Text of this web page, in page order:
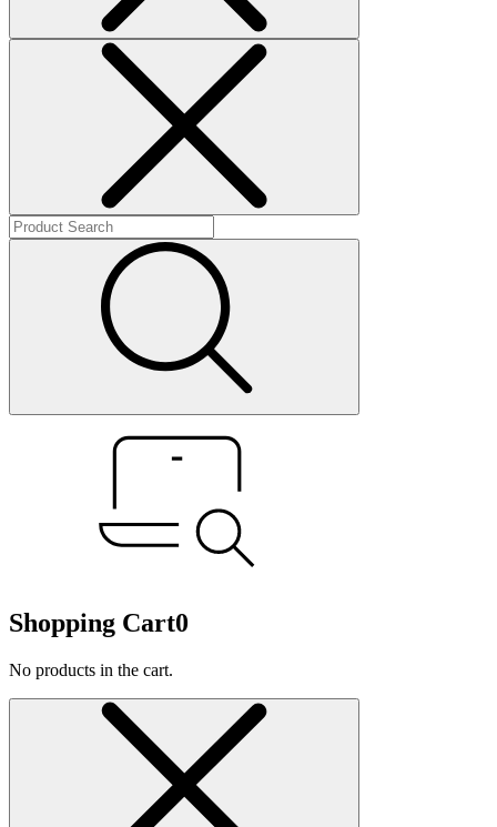
Shopping Cart0
No products in the cart.